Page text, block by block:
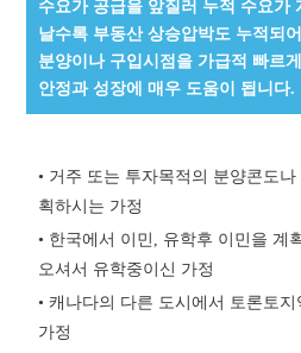
수요가 공급을 앞질러 누적 수요가
날수록 부동산 상승압박도 누적되
분양이나 구입시점을 가급적 빠르
안정과 성장에 매우 도움이 됩니다.
• 거주 또는 투자목적의 분양콘도
획하시는 가정
• 한국에서 이민, 유학후 이민을 계
오셔서 유학중이신 가정
• 캐나다의 다른 도시에서 토론토
가정